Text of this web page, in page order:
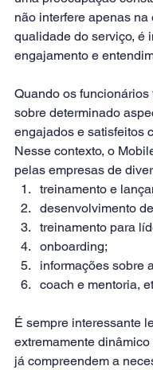
não interfere apenas
qualidade do serviço, é
engajamento e
Quando os
sobre determinado
engajados e satisfeitos
Nesse contexto, o
pelas empresas de
treinamento e
desenvolvimento
treinamento para
onboarding;
informações sobre a
coach e mentoria,
É sempre interessante
extremamente
já compreendem a